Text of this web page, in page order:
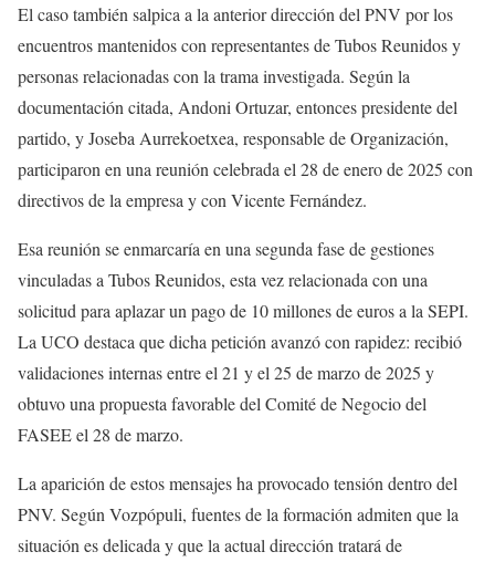
El caso también salpica a la anterior dirección del PNV por los
encuentros mantenidos con representantes de Tubos Reunidos y
personas relacionadas con la trama investigada. Según la
documentación citada, Andoni Ortuzar, entonces presidente del
partido, y Joseba Aurrekoetxea, responsable de Organización,
participaron en una reunión celebrada el 28 de enero de 2025 con
directivos de la empresa y con Vicente Fernández.
Esa reunión se enmarcaría en una segunda fase de gestiones
vinculadas a Tubos Reunidos, esta vez relacionada con una
solicitud para aplazar un pago de 10 millones de euros a la SEPI.
La UCO destaca que dicha petición avanzó con rapidez: recibió
validaciones internas entre el 21 y el 25 de marzo de 2025 y
obtuvo una propuesta favorable del Comité de Negocio del
FASEE el 28 de marzo.
La aparición de estos mensajes ha provocado tensión dentro del
PNV. Según Vozpópuli, fuentes de la formación admiten que la
situación es delicada y que la actual dirección tratará de